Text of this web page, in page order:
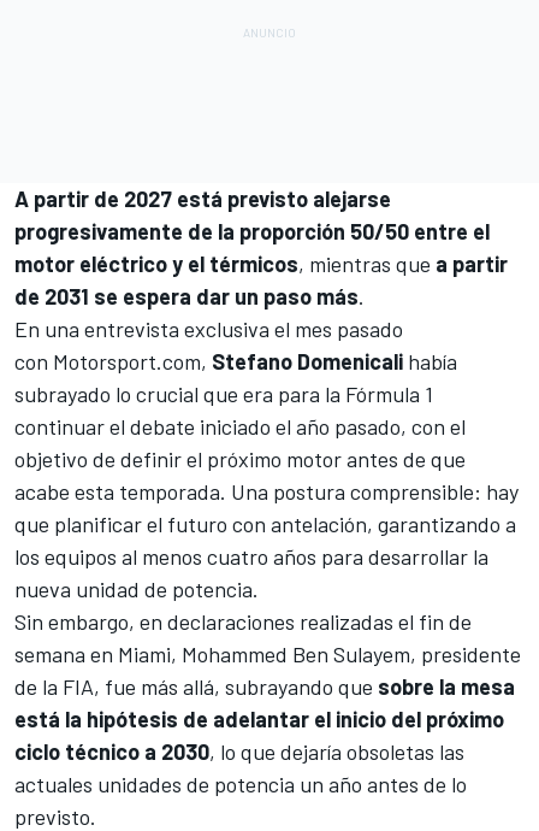
A partir de 2027 está previsto alejarse
progresivamente de la proporción 50/50 entre el
motor eléctrico y el térmicos, mientras que a partir
de 2031 se espera dar un paso más.
En una entrevista exclusiva el mes pasado
con Motorsport.com, Stefano Domenicali había
subrayado lo crucial que era para la Fórmula 1
continuar el debate iniciado el año pasado, con el
objetivo de definir el próximo motor antes de que
acabe esta temporada. Una postura comprensible: hay
que planificar el futuro con antelación, garantizando a
los equipos al menos cuatro años para desarrollar la
nueva unidad de potencia.
Sin embargo, en declaraciones realizadas el fin de
semana en Miami, Mohammed Ben Sulayem, presidente
de la FIA, fue más allá, subrayando que sobre la mesa
está la hipótesis de adelantar el inicio del próximo
ciclo técnico a 2030, lo que dejaría obsoletas las
actuales unidades de potencia un año antes de lo
previsto.